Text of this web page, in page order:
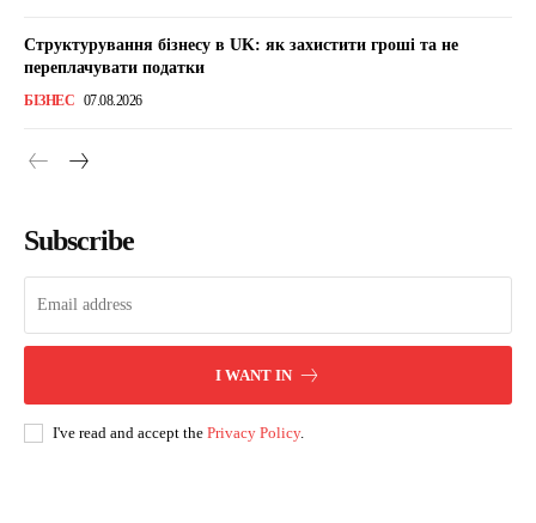
Структурування бізнесу в UK: як захистити гроші та не
переплачувати податки
БІЗНЕС 07.08.2026
Subscribe
I WANT IN
I've read and accept the Privacy Policy.